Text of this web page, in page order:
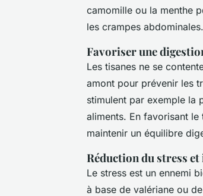
camomille ou la menthe
les crampes abdominales.
Favoriser une
Les tisanes ne se
amont pour prévenir les
stimulent par exemple la
aliments. En favorisant
maintenir un équilibre
Réduction du stress
Le stress est un ennemi
à base de valériane ou